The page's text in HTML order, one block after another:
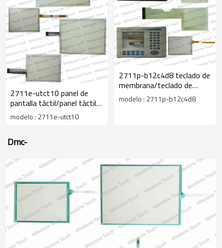
2711e-utct10 panel de
pantalla táctil/panel táctil
de pantalla para 2711e-
utct10
modelo : 2711e-utct10
2711p-b12c4d8 teclado de
membrana/teclado de
membrana para 2711p-
b12c4d8
modelo : 2711p-b12c4d8
Dmc-